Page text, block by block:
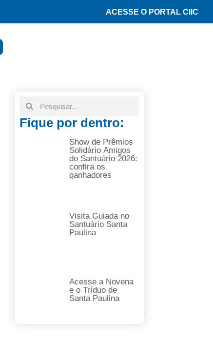
ACESSE O PORTAL CIIC
Fique por dentro:
Show de Prêmios
Solidário Amigos
do Santuário 2026:
confira os
ganhadores
Visita Guiada no
Santuário Santa
Paulina
Acesse a Novena
e o Tríduo de
Santa Paulina